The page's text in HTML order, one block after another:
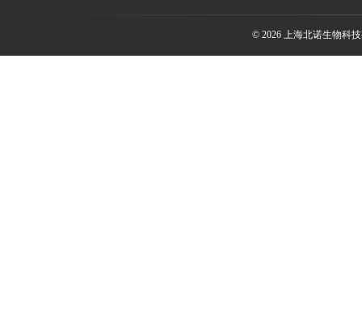
© 2026 上海北诺生物科